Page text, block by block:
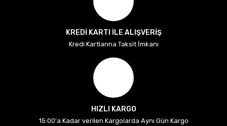
KREDİ KARTI İLE ALIŞVERİŞ
Kredi Kartlarına Taksit İmkanı
HIZLI KARGO
15:00'a Kadar verilen Kargolarda Aynı Gün Kargo